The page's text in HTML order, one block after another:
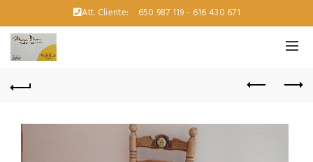
Att. Cliente: 650 987 119 - 616 430 671